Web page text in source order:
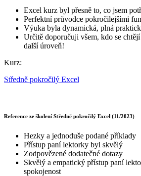
Excel kurz byl přesně to, co jsem
Perfektní průvodce pokročilejšími
Výuka byla dynamická, plná
Určitě doporučuji všem, kdo se
další úroveň!
Kurz:
Středně pokročilý Excel
Reference ze školení Středně pokročilý Excel (11/2023)
Hezky a jednoduše podané příklady
Přístup paní lektorky byl skvělý
Zodpovězené dodatečné dotazy
Skvělý a empatický přístup paní
spokojenost